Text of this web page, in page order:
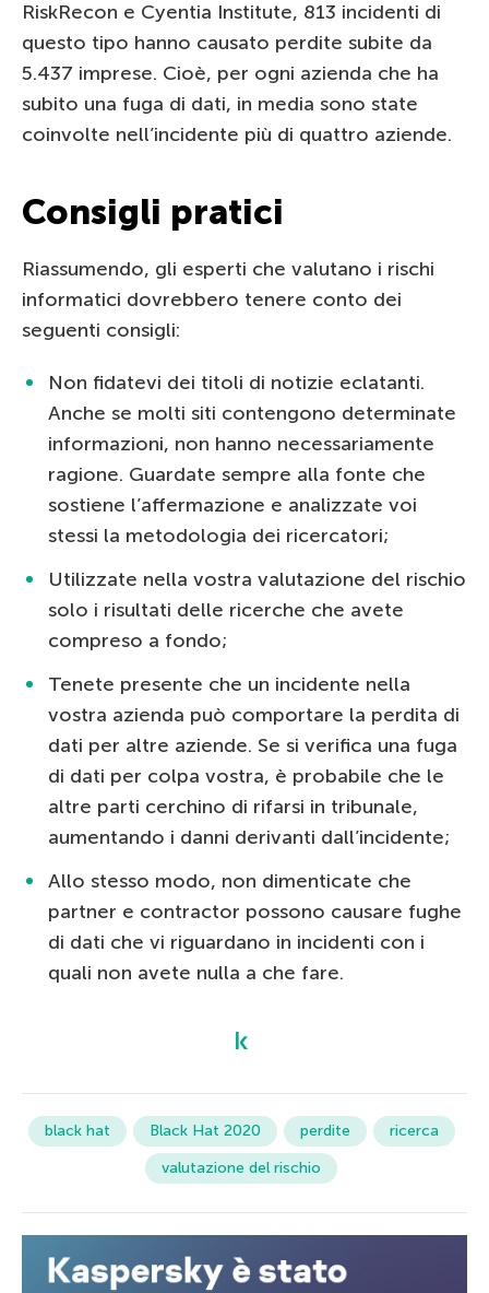
RiskRecon e Cyentia Institute, 813 incidenti di
questo tipo hanno causato perdite subite da
5.437 imprese. Cioè, per ogni azienda che ha
subito una fuga di dati, in media sono state
coinvolte nell’incidente più di quattro aziende.
Consigli pratici
Riassumendo, gli esperti che valutano i rischi
informatici dovrebbero tenere conto dei
seguenti consigli:
Non fidatevi dei titoli di notizie eclatanti.
Anche se molti siti contengono determinate
informazioni, non hanno necessariamente
ragione. Guardate sempre alla fonte che
sostiene l’affermazione e analizzate voi
stessi la metodologia dei ricercatori;
Utilizzate nella vostra valutazione del rischio
solo i risultati delle ricerche che avete
compreso a fondo;
Tenete presente che un incidente nella
vostra azienda può comportare la perdita di
dati per altre aziende. Se si verifica una fuga
di dati per colpa vostra, è probabile che le
altre parti cerchino di rifarsi in tribunale,
aumentando i danni derivanti dall’incidente;
Allo stesso modo, non dimenticate che
partner e contractor possono causare fughe
di dati che vi riguardano in incidenti con i
quali non avete nulla a che fare.
black hat Black Hat 2020 perdite
ricerca
valutazione del rischio